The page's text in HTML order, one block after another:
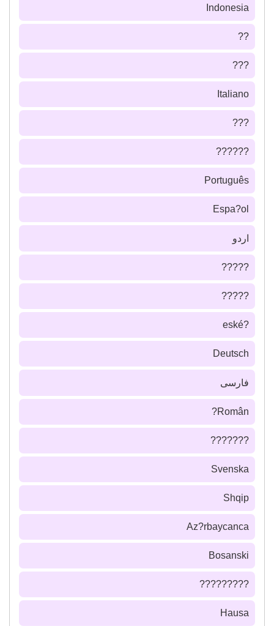
Indonesia
??
???
Italiano
???
??????
Português
Espa?ol
اردو
?????
?????
?eské
Deutsch
فارسى
Român?
???????
Svenska
Shqip
Az?rbaycanca
Bosanski
?????????
Hausa